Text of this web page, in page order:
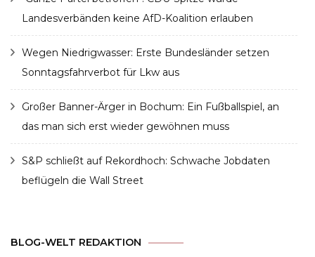
Landesverbänden keine AfD-Koalition erlauben
Wegen Niedrigwasser: Erste Bundesländer setzen
Sonntagsfahrverbot für Lkw aus
Großer Banner-Ärger in Bochum: Ein Fußballspiel, an
das man sich erst wieder gewöhnen muss
S&P schließt auf Rekordhoch: Schwache Jobdaten
beflügeln die Wall Street
BLOG-WELT REDAKTION